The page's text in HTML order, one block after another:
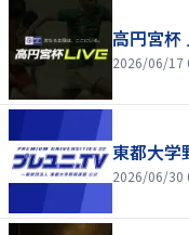
高円宮杯
2026/06/17
東都大学
2026/06/30